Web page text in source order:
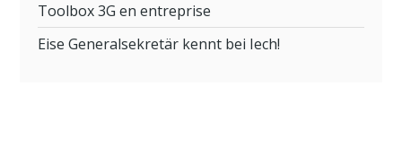
Toolbox 3G en entreprise
Eise Generalsekretär kennt bei Iech!